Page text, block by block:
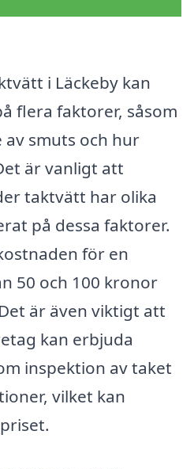
i Läckeby kan
flera faktorer, såsom
smuts och hur
är vanligt att
taktvätt har olika
på dessa faktorer.
för en
50 och 100 kronor
är även viktigt att
kan erbjuda
inspektion av taket
vilket kan